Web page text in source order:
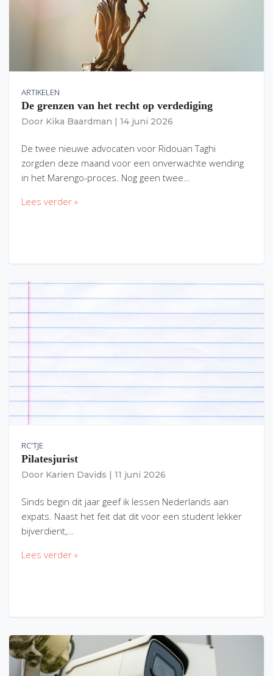
ARTIKELEN
De grenzen van het recht op verdediging
Door Kika Baardman 14 juni 2026
De twee nieuwe advocaten voor Ridouan Taghi
zorgden deze maand voor een onverwachte wending
in het Marengo-proces. Nog geen twee…
Lees verder »
RC'TJE
Pilatesjurist
Door Karien Davids 11 juni 2026
Sinds begin dit jaar geef ik lessen Nederlands aan
expats. Naast het feit dat dit voor een student lekker
bijverdient,…
Lees verder »